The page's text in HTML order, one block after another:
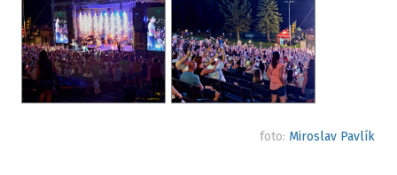
foto: Miroslav Pavlík